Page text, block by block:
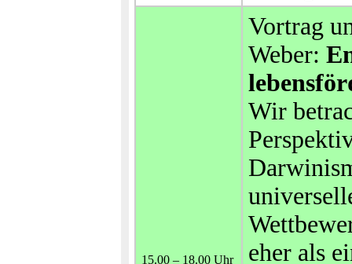
15.00 – 18.00 Uhr
Vortrag
Weber:
Wir
eher als